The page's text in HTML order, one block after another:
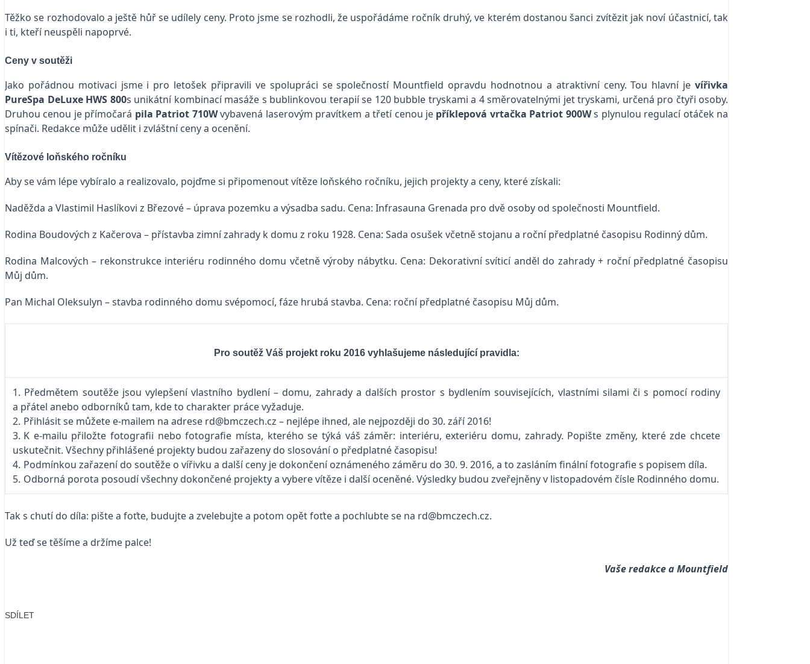
Těžko se rozhodovalo a ještě hůř se udílely ceny. Proto jsme se rozhodli, že uspořádáme ročník druhý, ve kterém dostanou šanci zvítězit jak noví účastnicí, tak
i ti, kteří neuspěli napoprvé.
Ceny v soutěži
Jako pořádnou motivaci jsme i pro letošek připravili ve spolupráci se společností Mountfield opravdu hodnotnou a atraktivní ceny. Tou hlavní je vířivka
PureSpa DeLuxe HWS 800s unikátní kombinací masáže s bublinkovou terapií se 120 bubble tryskami a 4 směrovatelnými jet tryskami, určená pro čtyři osoby.
Druhou cenou je přímočará pila Patriot 710W vybavená laserovým pravítkem a třetí cenou je příklepová vrtačka Patriot 900W s plynulou regulací otáček na
spínači. Redakce může udělit i zvláštní ceny a ocenění.
Vítězové loňského ročníku
Aby se vám lépe vybíralo a realizovalo, pojďme si připomenout vítěze loňského ročníku, jejich projekty a ceny, které získali:
Naděžda a Vlastimil Haslíkovi z Březové – úprava pozemku a výsadba sadu. Cena: Infrasauna Grenada pro dvě osoby od společnosti Mountfield.
Rodina Boudových z Kačerova – přístavba zimní zahrady k domu z roku 1928. Cena: Sada osušek včetně stojanu a roční předplatné časopisu Rodinný dům.
Rodina Malcových – rekonstrukce interiéru rodinného domu včetně výroby nábytku. Cena: Dekorativní svíticí anděl do zahrady + roční předplatné časopisu
Můj dům.
Pan Michal Oleksulyn – stavba rodinného domu svépomocí, fáze hrubá stavba. Cena: roční předplatné časopisu Můj dům.
Pro soutěž Váš projekt roku 2016 vyhlašujeme následující pravidla:
1. Předmětem soutěže jsou vylepšení vlastního bydlení – domu, zahrady a dalších prostor s bydlením souvisejících, vlastními silami či s pomocí rodiny
a přátel anebo odborníků tam, kde to charakter práce vyžaduje.
2. Přihlásit se můžete e-mailem na adrese rd@bmczech.cz – nejlépe ihned, ale nejpozději do 30. září 2016!
3. K e-mailu přiložte fotografii nebo fotografie místa, kterého se týká váš záměr: interiéru, exteriéru domu, zahrady. Popište změny, které zde chcete
uskutečnit. Všechny přihlášené projekty budou zařazeny do slosování o předplatné časopisu!
4. Podmínkou zařazení do soutěže o vířivku a další ceny je dokončení oznámeného záměru do 30. 9. 2016, a to zasláním finální fotografie s popisem díla.
5. Odborná porota posoudí všechny dokončené projekty a vybere vítěze i další oceněné. Výsledky budou zveřejněny v listopadovém čísle Rodinného domu.
Tak s chutí do díla: pište a foťte, budujte a zvelebujte a potom opět foťte a pochlubte se na rd@bmczech.cz.
Už teď se těšíme a držíme palce!
Vaše redakce a Mountfield
SDÍLET